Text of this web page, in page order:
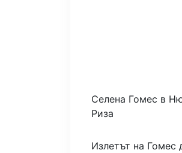
Селена Гомес в
Риза
Излетът на